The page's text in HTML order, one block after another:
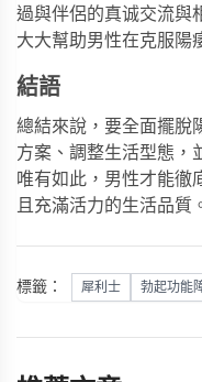
過與伴侶的真诚交流與
大大幫助男性在克服陽
結語
總結來說，要全面擺脫
方案、調整生活型態，
唯有如此，男性才能徹
且充滿活力的生活品質
標籤： 犀利士 勃起功能